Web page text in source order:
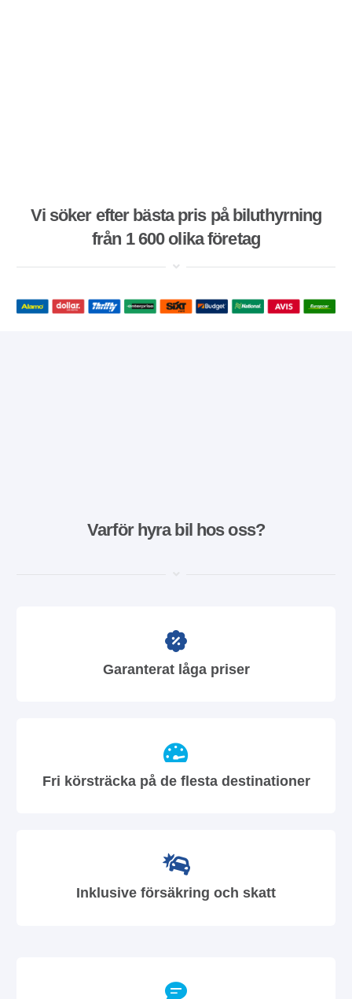
Vi söker efter bästa pris på biluthyrning
från 1 600 olika företag
Varför hyra bil hos oss?
Garanterat låga priser
Fri körsträcka på de flesta destinationer
Inklusive försäkring och skatt